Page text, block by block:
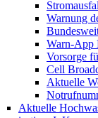
Warnung
Warn-App
Vorsorge
Cell
Aktuelle
Aktuelle